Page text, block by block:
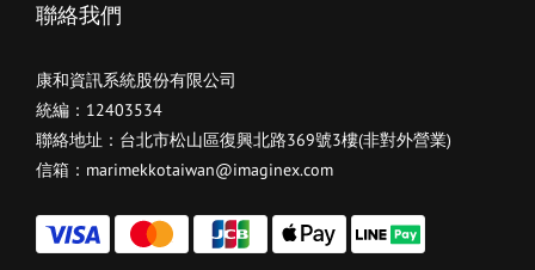
聯絡我們
康和資訊系統股份有限公司
統編：12403534
聯絡地址：台北市松山區復興北路369號3樓(非對外營業)
信箱：marimekkotaiwan@imaginex.com